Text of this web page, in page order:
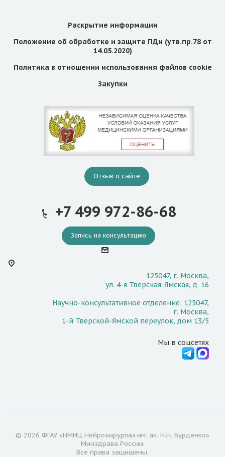
Раскрытие информации
Положение об обработке и защите ПДн (утв.пр.78 от
14.05.2020)
Политика в отношении использования файлов cookie
Закупки
Отзыв о сайте
+7 499 972-86-68
Запись на консультацию
125047, г. Москва,
ул. 4-я Тверская-Ямская, д. 16
Научно-консультативное отделение: 125047,
г. Москва,
1-й Тверской-Ямской переулок, дом 13/5
Мы в соцсетях
© 2026 ФГАУ «НМИЦ Нейрохирургии им. ак. Н.Н. Бурденко»
Минздрава России.
Все права защищены.